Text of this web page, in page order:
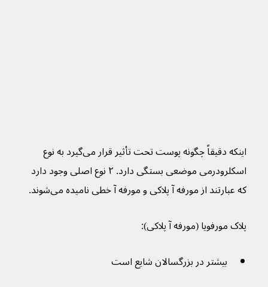
اینکه دقیقاً چگونه پوست تحت تأثیر قرار می‌گیرد به نوع
اسکلرودرمی موضعی بستگی دارد. ۲ نوع اصلی وجود دارد
که عبارتند از مورفه آ پلاکی و مورفه آ خطی نامیده می‌شوند.
پلاک مورفویا (مورفه آ پلاکی):
بیشتر در بزرگسالان شایع است